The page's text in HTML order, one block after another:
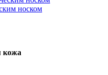
носком
кожа